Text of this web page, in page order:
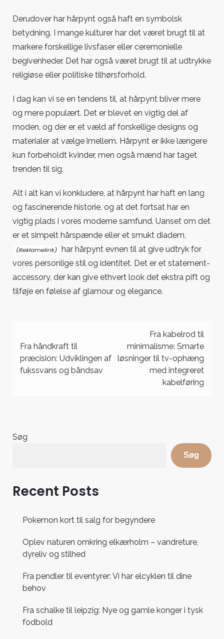
Derudover har hårpynt også haft en symbolsk
betydning. I mange kulturer har det været brugt til at
markere forskellige livsfaser eller ceremonielle
begivenheder. Det har også været brugt til at udtrykke
religiøse eller politiske tilhørsforhold.
I dag kan vi se en tendens til, at hårpynt bliver mere
og mere populært. Det er blevet en vigtig del af
moden, og der er et væld af forskellige designs og
materialer at vælge imellem. Hårpynt er ikke længere
kun forbeholdt kvinder, men også mænd har taget
trenden til sig.
Alt i alt kan vi konkludere, at hårpynt har haft en lang
og fascinerende historie, og at det fortsat har en
vigtig plads i vores moderne samfund. Uanset om det
er et simpelt hårspænde eller et smukt diadem,
har hårpynt evnen til at give udtryk for
vores personlige stil og identitet. Det er et statement-
accessory, der kan give ethvert look det ekstra pift og
tilføje en følelse af glamour og elegance.
Fra håndkraft til
præcision: Udviklingen af
fukssvans og båndsav
Fra kabelrod til
minimalisme: Smarte
løsninger til tv-ophæng
med integreret
kabelføring
Søg
Søg
Recent Posts
Pokemon kort til salg for begyndere
Oplev naturen omkring elkærholm – vandreture,
dyreliv og stilhed
Fra pendler til eventyrer: Vi har elcyklen til dine
behov
Fra schalke til leipzig: Nye og gamle konger i tysk
fodbold